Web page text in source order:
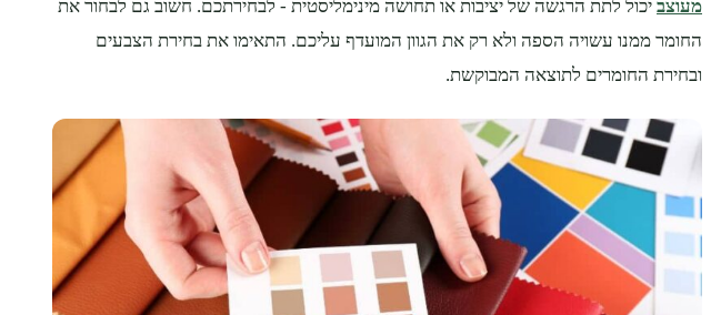
מעוצב יכול לתת הרגשה של יציבות או תחושה מינימליסטית - לבחירתכם. חשוב גם לבחור את
החומר ממנו עשויה הספה ולא רק את הגוון המועדף עליכם. התאימו את בחירת הצבעים
ובחירת החומרים לתוצאה המבוקשת.